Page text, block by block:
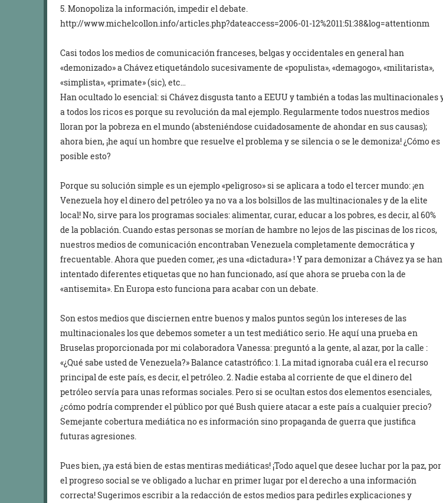
5. Monopoliza la información, impedir el debate.
http://www.michelcollon.info/articles.php?dateaccess=2006-01-12%2011:51:38&log=attentionm
Casi todos los medios de comunicación franceses, belgas y occidentales en general han
«demonizado» a Chávez etiquetándolo sucesivamente de «populista», «demagogo», «militarista»,
«simplista», «primate» (sic), etc…
Han ocultado lo esencial: si Chávez disgusta tanto a EEUU y también a todas las multinacionales
a todos los ricos es porque su revolución da mal ejemplo. Regularmente todos nuestros medios
lloran por la pobreza en el mundo (absteniéndose cuidadosamente de ahondar en sus causas);
ahora bien, ¡he aquí un hombre que resuelve el problema y se silencia o se le demoniza! ¿Cómo es
posible esto?
Porque su solución simple es un ejemplo «peligroso» si se aplicara a todo el tercer mundo: ¡en
Venezuela hoy el dinero del petróleo ya no va a los bolsillos de las multinacionales y de la elite
local! No, sirve para los programas sociales: alimentar, curar, educar a los pobres, es decir, al 60%
de la población. Cuando estas personas se morían de hambre no lejos de las piscinas de los ricos,
nuestros medios de comunicación encontraban Venezuela completamente democrática y
frecuentable. Ahora que pueden comer, ¡es una «dictadura» ! Y para demonizar a Chávez ya se han
intentado diferentes etiquetas que no han funcionado, así que ahora se prueba con la de
«antisemita». En Europa esto funciona para acabar con un debate.
Son estos medios que disciernen entre buenos y malos puntos según los intereses de las
multinacionales los que debemos someter a un test mediático serio. He aquí una prueba en
Bruselas proporcionada por mi colaboradora Vanessa: preguntó a la gente, al azar, por la calle :
«¿Qué sabe usted de Venezuela?» Balance catastrófico: 1. La mitad ignoraba cuál era el recurso
principal de este país, es decir, el petróleo. 2. Nadie estaba al corriente de que el dinero del
petróleo servía para unas reformas sociales. Pero si se ocultan estos dos elementos esenciales,
¿cómo podría comprender el público por qué Bush quiere atacar a este país a cualquier precio?
Semejante cobertura mediática no es información sino propaganda de guerra que justifica
futuras agresiones.
Pues bien, ¡ya está bien de estas mentiras mediáticas! ¡Todo aquel que desee luchar por la paz, por
el progreso social se ve obligado a luchar en primer lugar por el derecho a una información
correcta! Sugerimos escribir a la redacción de estos medios para pedirles explicaciones y